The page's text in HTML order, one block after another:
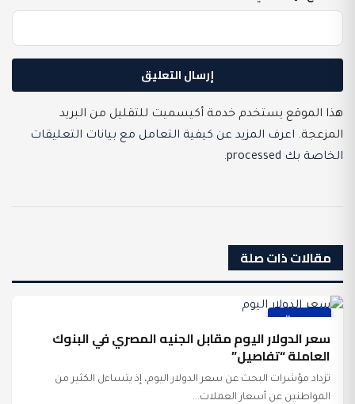
هذا الموقع يستخدم خدمة أكيسميت للتقليل من البريد
المزعجة. اعرف المزيد عن كيفية التعامل مع بيانات التعليقات
الخاصة بك processed
.
مقالات ذات صلة
عرب وعالم
سعر الدولار اليوم مقابل الجنيه المصري في البنوك
العاملة “تفاصيل”
تزداد مؤشرات البحث عن سعر الدولار اليوم، إذ يتساءل الكثير من
المواطنين عن أسعار العملات...